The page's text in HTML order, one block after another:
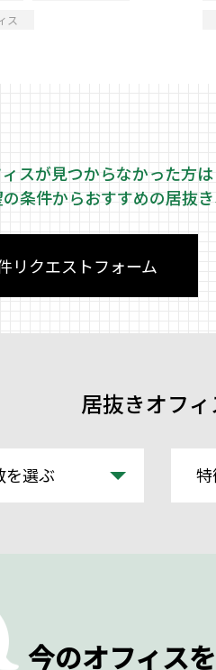
ス
スが見つからなかった方
条件からおすすめの居抜き
リクエストフォーム
居抜きオフ
を選ぶ
今のオフィス